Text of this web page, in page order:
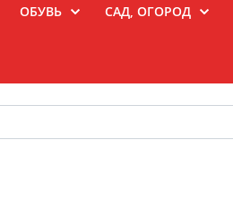
ОБУВЬ САД, ОГОРОД